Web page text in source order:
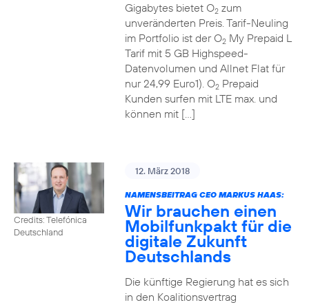
Gigabytes bietet O2zum
unveränderten Preis. Tarif-Neuling
im Portfolio ist der O2My Prepaid L
Tarif mit 5 GB Highspeed-
Datenvolumen und Allnet Flat für
nur 24,99 Euro1). O2Prepaid
Kunden surfen mit LTE max. und
können mit […]
Credits: Telefónica
Deutschland
12. März 2018
NAMENSBEITRAG CEO MARKUS HAAS:
Wir brauchen einen
Mobilfunkpakt für die
digitale Zukunft
Deutschlands
Die künftige Regierung hat es sich
in den Koalitionsvertrag